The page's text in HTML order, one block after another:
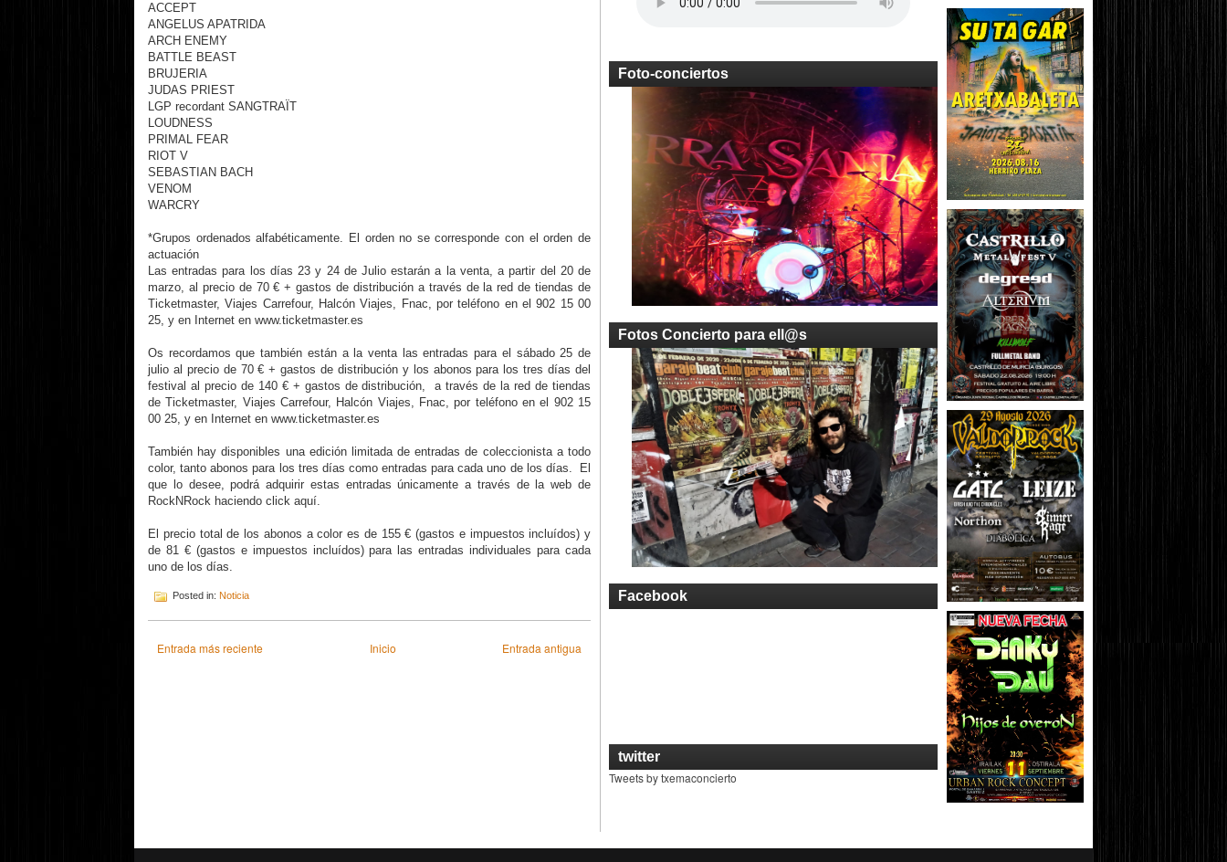
ACCEPT
ANGELUS APATRIDA
ARCH ENEMY
BATTLE BEAST
BRUJERIA
JUDAS PRIEST
LGP recordant SANGTRAÏT
LOUDNESS
PRIMAL FEAR
RIOT V
SEBASTIAN BACH
VENOM
WARCRY
*Grupos ordenados alfabéticamente. El orden no se corresponde con el orden de
actuación
Las entradas para los días 23 y 24 de Julio estarán a la venta, a partir del 20 de
marzo, al precio de 70 € + gastos de distribución a través de la red de tiendas de
Ticketmaster, Viajes Carrefour, Halcón Viajes, Fnac, por teléfono en el 902 15 00
25, y en Internet en www.ticketmaster.es
Os recordamos que también están a la venta las entradas para el sábado 25 de
julio al precio de 70 € + gastos de distribución y los abonos para los tres días del
festival al precio de 140 € + gastos de distribución, a través de la red de tiendas
de Ticketmaster, Viajes Carrefour, Halcón Viajes, Fnac, por teléfono en el 902 15
00 25, y en Internet en www.ticketmaster.es
También hay disponibles una edición limitada de entradas de coleccionista a todo
color, tanto abonos para los tres días como entradas para cada uno de los días. El
que lo desee, podrá adquirir estas entradas únicamente a través de la web de
RockNRock haciendo click aquí.
El precio total de los abonos a color es de 155 € (gastos e impuestos incluídos) y
de 81 € (gastos e impuestos incluídos) para las entradas individuales para cada
uno de los días.
Posted in: Noticia
Entrada más reciente Entrada antigua
Inicio
Foto-conciertos
Fotos Concierto para ell@s
Facebook
twitter
Tweets by txemaconcierto